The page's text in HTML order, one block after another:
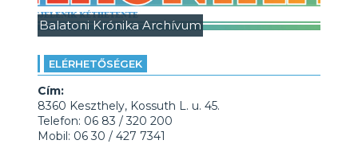
Balatoni Krónika Archívum
ELÉRHETŐSÉGEK
Cím:
8360 Keszthely, Kossuth L. u. 45.
Telefon: 06 83 / 320 200
Mobil: 06 30 / 427 7341